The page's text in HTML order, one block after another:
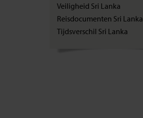
Veiligheid Sri Lanka
Reisdocumenten Sri Lanka
Tijdsverschil Sri Lanka